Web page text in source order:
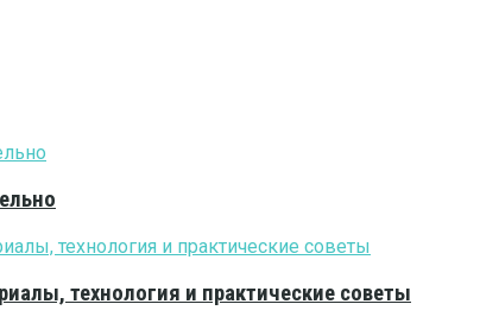
технология и практические советы